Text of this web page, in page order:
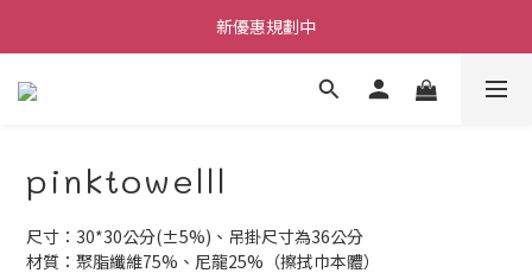
每筆訂單不限金額贈送小禮物
新優惠規劃中
每筆訂單不限金額贈送小禮物
pinktowelll
尺寸：30*30公分(±5%)、吊掛尺寸為36公分
材質：聚脂纖維75%、尼龍25%（擦拭巾本體）